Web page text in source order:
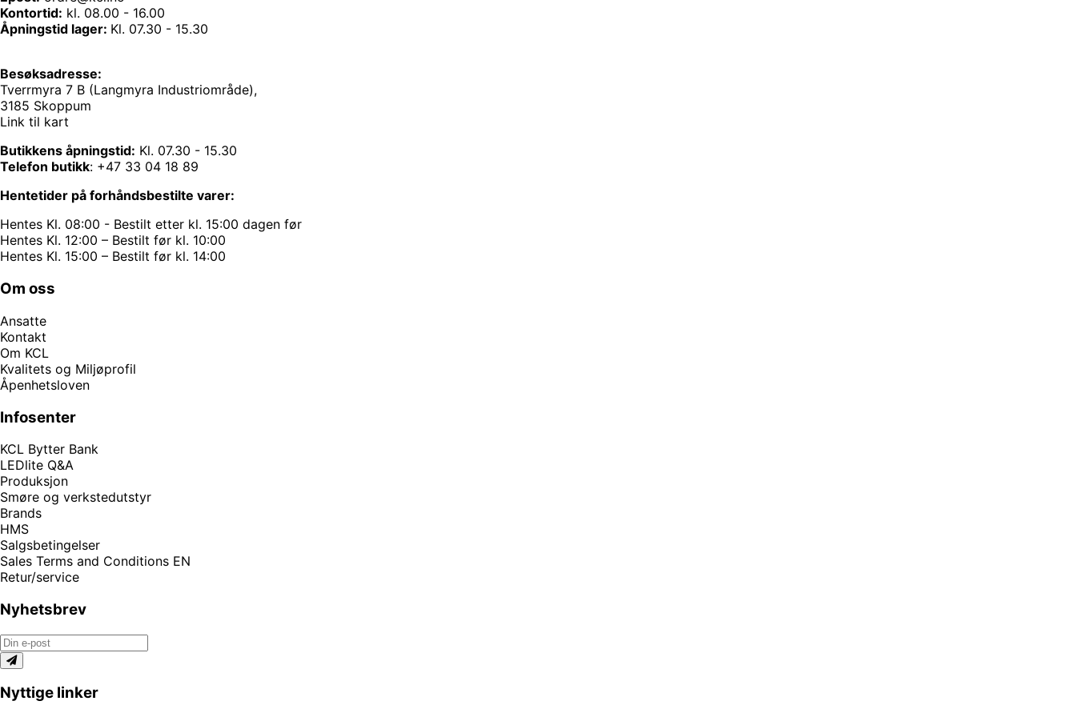
Kontortid: kl. 08.00 - 16.00
Åpningstid lager: Kl. 07.30 - 15.30
Besøksadresse:
Tverrmyra 7 B (Langmyra Industriområde),
3185 Skoppum
Link til kart
Butikkens åpningstid: Kl. 07.30 - 15.30
Telefon butikk: +47 33 04 18 89
Hentetider på forhåndsbestilte varer:
Hentes Kl. 08:00 - Bestilt etter kl. 15:00 dagen før
Hentes Kl. 12:00 – Bestilt før kl. 10:00
Hentes Kl. 15:00 – Bestilt før kl. 14:00
Om oss
Ansatte
Kontakt
Om KCL
Kvalitets og Miljøprofil
Åpenhetsloven
Infosenter
KCL Bytter Bank
LEDlite Q&A
Produksjon
Smøre og verkstedutstyr
Brands
HMS
Salgsbetingelser
Sales Terms and Conditions EN
Retur/service
Nyhetsbrev
Nyttige linker